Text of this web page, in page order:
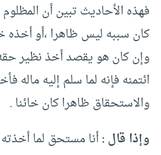
فهذه الأحاديث تبين أن
كان سببه ليس ظاهرا ،أو أخذه
وإن كان هو يقصد أخذ نظير
ائتمنه فإنه لما سلم إليه ماله
والاستحقاق ظاهرا كان خائنا .
وإذا قال :أنا مستحق لما